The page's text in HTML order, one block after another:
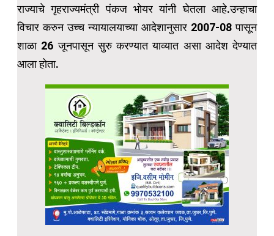
राज्याचे गृहराज्यमंत्री पंकज भोयर यांनी घेतला आहे.उन्हाचा
विचार करुन उच्च न्यायालयाच्या आदेशानुसार 2007-08 पासून
शाळा 26 जूनपासून सुरु करण्यात याव्यात असा आदेश देण्यात
आला होता.